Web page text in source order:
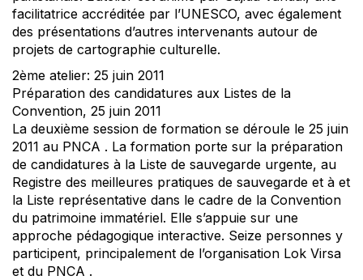
facilitatrice accréditée par l’UNESCO, avec également
des présentations d’autres intervenants autour de
projets de cartographie culturelle.
2ème atelier: 25 juin 2011
Préparation des candidatures aux Listes de la
Convention, 25 juin 2011
La deuxième session de formation se déroule le 25 juin
2011 au PNCA . La formation porte sur la préparation
de candidatures à la Liste de sauvegarde urgente, au
Registre des meilleures pratiques de sauvegarde et à et
la Liste représentative dans le cadre de la Convention
du patrimoine immatériel. Elle s’appuie sur une
approche pédagogique interactive. Seize personnes y
participent, principalement de l’organisation Lok Virsa
et du PNCA .